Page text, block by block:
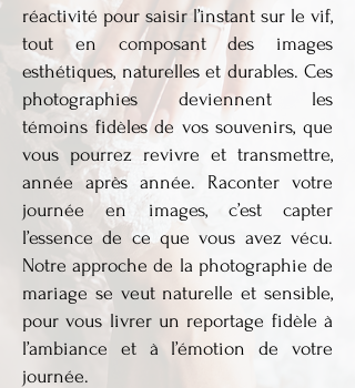
réactivité pour saisir l’instant sur le vif,
tout en composant des images
esthétiques, naturelles et durables. Ces
photographies deviennent les
témoins fidèles de vos souvenirs, que
vous pourrez revivre et transmettre,
année après année. Raconter votre
journée en images, c’est capter
l’essence de ce que vous avez vécu.
Notre approche de la photographie de
mariage se veut naturelle et sensible,
pour vous livrer un reportage fidèle à
l’ambiance et à l’émotion de votre
journée.